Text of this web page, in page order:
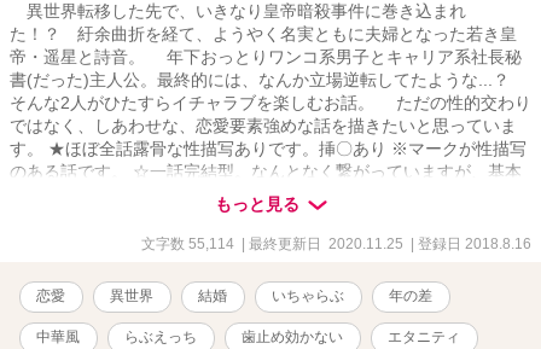
異世界転移した先で、いきなり皇帝暗殺事件に巻き込まれ
た！？ 紆余曲折を経て、ようやく名実ともに夫婦となった若き皇
帝・遥星と詩音。 年下おっとりワンコ系男子とキャリア系社長秘
書(だった)主人公。最終的には、なんか立場逆転してたような...？
そんな2人がひたすらイチャラブを楽しむお話。 ただの性的交わり
ではなく、しあわせな、恋愛要素強めな話を描きたいと思っていま
す。 ★ほぼ全話露骨な性描写ありです。挿〇あり ※マークが性描写
のある話です。 ☆一話完結型。なんとなく繋がっていますが、基本
的にどの話から読んでも問題ありません。 ☆本作は「無能と呼ばれ
る二世皇帝の妻になったら、毎日暗殺を仕掛けられて大変です」の
その後のお話です。よろしければ本編(全年齢)もご覧いただけたら嬉
で、こちら単体でもお読みいただけます。 ☆むしろイメージを損な
う可能性がありますので、本編既読の方はご注意ください。 ムーン
ライトノベルズにも掲載中です。
もっと見る
文字数 55,114 | 最終更新日 2020.11.25 | 登録日 2018.8.16
恋愛 異世界 結婚 いちゃらぶ 年の差
中華風 らぶえっち 歯止め効かない エタニティ